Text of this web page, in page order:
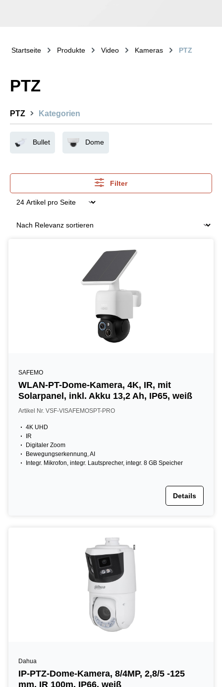
Startseite Produkte Video Kameras PTZ
PTZ
PTZ Kategorien
Bullet Dome
Filter
SAFEMO
WLAN-PT-Dome-Kamera, 4K, IR, mit
Solarpanel, inkl. Akku 13,2 Ah, IP65, weiß
Artikel Nr. VSF-VISAFEMOSPT-PRO
4K UHD
IR
Digitaler Zoom
Bewegungserkennung, AI
Integr. Mikrofon, integr. Lautsprecher, integr. 8 GB Speicher
Details
Dahua
IP-PTZ-Dome-Kamera, 8/4MP, 2,8/5 -125
mm, IR 100m, IP66, weiß